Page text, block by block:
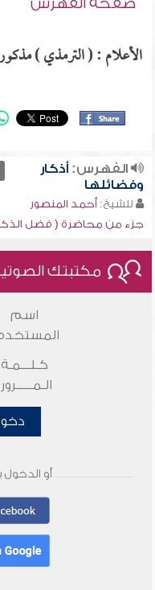
صفحة الفهرس
الأعلام : ( الترمذي ) مذكور
الفهرس:أذكار
وفضائلها
للشيخ: أحمد المنصور
جزء من محاضرة ( فضل
مكتبتك
اسم
كـلـــمـة
أو